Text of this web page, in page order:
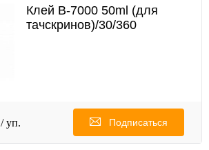
Клей B-7000 50ml (для
тачскринов)/30/360
/ уп. Подписаться